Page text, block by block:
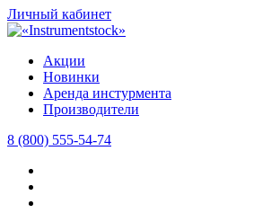
Личный кабинет
Акции
Новинки
Аренда инстурмента
Производители
8 (800) 555-54-74